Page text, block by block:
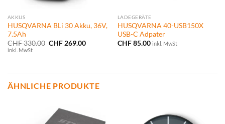
AKKUS
HUSQVARNA BLi 30 Akku, 36V,
7.5Ah
CHF330.00 Ursprünglicher
CHF269.00Aktueller
inkl. MwSt
LADEGERÄTE
HUSQVARNA 40-USB150X
USB-C Adpater
CHF85.00 inkl. MwSt
ÄHNLICHE PRODUKTE